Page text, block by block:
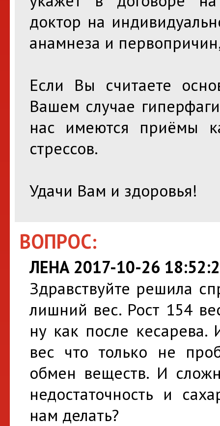
доктор на
анамнеза и
Если Вы считаете
Вашем случае
нас имеются приёмы
стрессов.
Удачи Вам и здоровья!
ВОПРОС:
ЛЕНА 2017-10-26
Здравствуйте решила
лишний вес. Рост 154
ну как после
вес что только не
обмен веществ. И
недостаточность и
нам делать?